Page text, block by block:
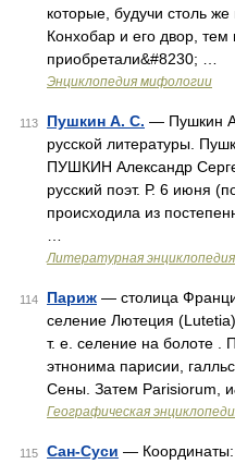
которые, будучи столь
Конхобар и его двор,
приобретали&#8230; …
Энциклопедия мифологии
113 Пушкин А. С. — Пушкин
русской литературы.
ПУШКИН Александр
русский поэт. Р. 6 июня
происходила из
Литературная энциклопедия
114 Париж — столица
селение Лютеция
т. е. селение на болоте .
этнонима парисии,
Сены. Затем Parisiorum,
Географическая
115 Сан-Суси — Координаты: